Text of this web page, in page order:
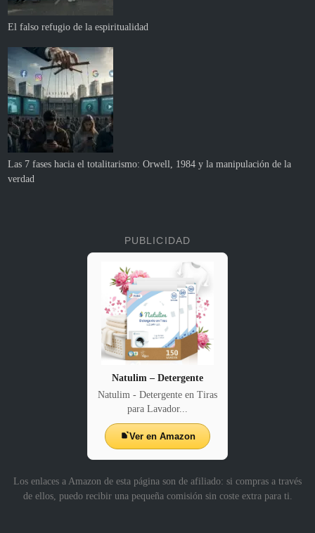
El falso refugio de la espiritualidad
Las 7 fases hacia el totalitarismo: Orwell, 1984 y la manipulación de la
verdad
PUBLICIDAD
Natulim – Detergente
Natulim - Detergente en Tiras
para Lavador...
Ver en Amazon
Los enlaces a Amazon de esta página son de afiliado: si compras a través
de ellos, puedo recibir una pequeña comisión sin coste extra para ti.